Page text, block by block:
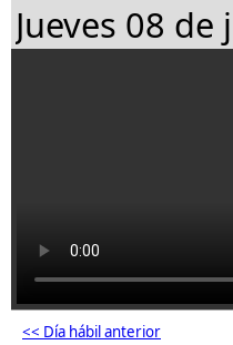
<< Día hábil anterior